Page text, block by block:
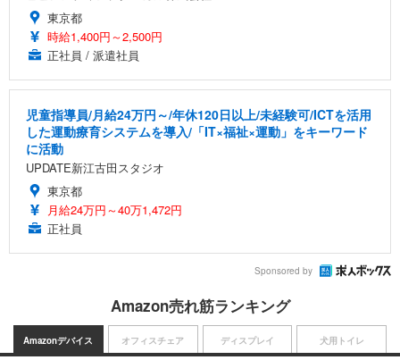
東京都
時給1,400円～2,500円
正社員 / 派遣社員
児童指導員/月給24万円～/年休120日以上/未経験可/ICTを活用
した運動療育システムを導入/「IT×福祉×運動」をキーワード
に活動
UPDATE新江古田スタジオ
東京都
月給24万円～40万1,472円
正社員
Sponsored by
Amazon売れ筋ランキング
Amazonデバイス オフィスチェア ディスプレイ 犬用トイレ